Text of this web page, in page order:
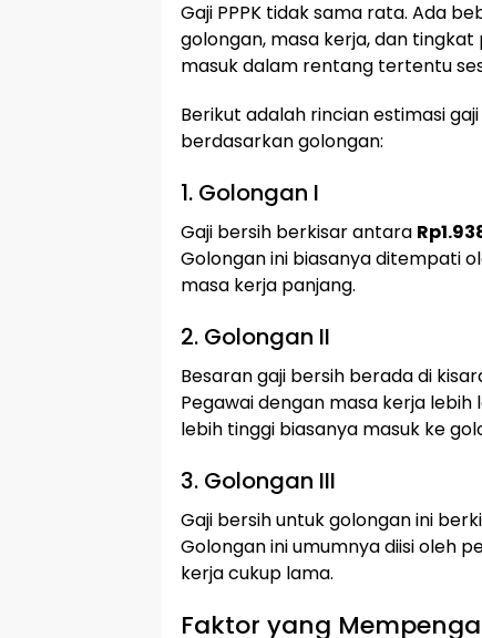
Gaji PPPK tidak sama rata. Ada
golongan, masa kerja, dan tingkat
masuk dalam rentang tertentu
Berikut adalah rincian estimasi
berdasarkan golongan:
1. Golongan I
Gaji bersih berkisar antara
Golongan ini biasanya ditempati
masa kerja panjang.
2. Golongan II
Besaran gaji bersih berada di
Pegawai dengan masa kerja
lebih tinggi biasanya masuk ke
3. Golongan III
Gaji bersih untuk golongan ini
Golongan ini umumnya diisi oleh
kerja cukup lama.
Faktor yang